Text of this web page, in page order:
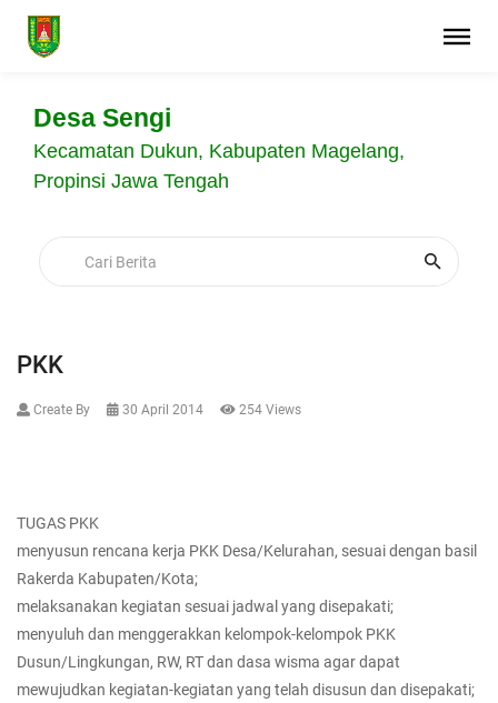
Desa Sengi
Kecamatan Dukun, Kabupaten Magelang,
Propinsi Jawa Tengah
PKK
Create By 30 April 2014 254 Views
TUGAS PKK
menyusun rencana kerja PKK Desa/Kelurahan, sesuai dengan basil
Rakerda Kabupaten/Kota;
melaksanakan kegiatan sesuai jadwal yang disepakati;
menyuluh dan menggerakkan kelompok-kelompok PKK
Dusun/Lingkungan, RW, RT dan dasa wisma agar dapat
mewujudkan kegiatan-kegiatan yang telah disusun dan disepakati;